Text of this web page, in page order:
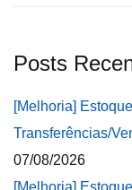
Posts
[Melhoria]
Transferências/
07/08/2026
[Melhoria]